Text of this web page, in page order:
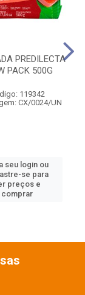
PREDILECTA
PACK 500G
119342
CX/0024/UN
seu login ou
se para
preços e
comprar